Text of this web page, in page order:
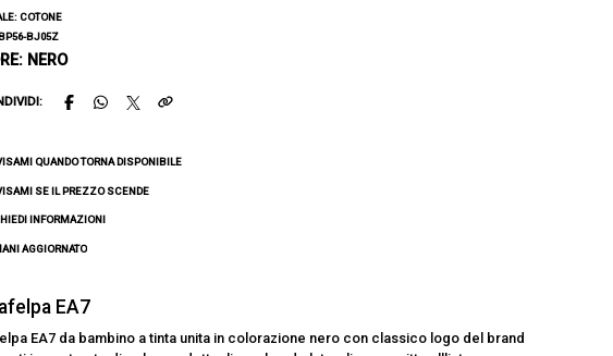
COTONE
BJ05Z
NERO
QUANDO TORNA DISPONIBILE
SE IL PREZZO SCENDE
INFORMAZIONI
AGGIORNATO
EA7
EA7 da bambino a tinta unita in colorazione nero con classico logo del brand